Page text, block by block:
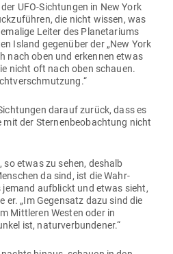
UFO-Sich­tungen in New York
die nicht wissen, was
Leiter des Pla­ne­ta­riums
Island gegenüber der „New York
nach oben und erkennen etwas
nicht oft nach oben schauen.
darauf zurück, dass es
mit der Ster­nen­be­ob­achtung nicht
so etwas zu sehen, deshalb
da sind, ist die Wahr­
jemand auf­blickt und etwas sieht,
er. „Im Gegensatz dazu sind die
Mitt­leren Westen oder in
ist, naturverbundener.“